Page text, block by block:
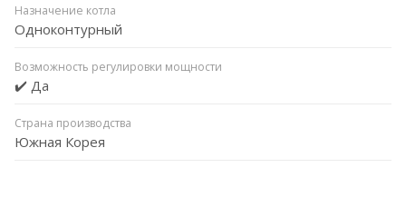
Назначение котла
Одноконтурный
Возможность регулировки мощности
✔️ Да
Страна производства
Южная Корея